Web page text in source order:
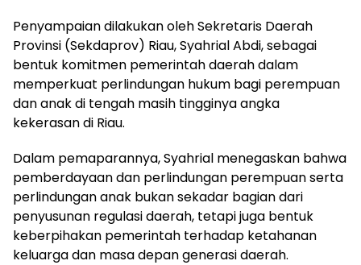
Penyampaian dilakukan oleh Sekretaris Daerah
Provinsi (Sekdaprov) Riau, Syahrial Abdi, sebagai
bentuk komitmen pemerintah daerah dalam
memperkuat perlindungan hukum bagi perempuan
dan anak di tengah masih tingginya angka
kekerasan di Riau.
Dalam pemaparannya, Syahrial menegaskan bahwa
pemberdayaan dan perlindungan perempuan serta
perlindungan anak bukan sekadar bagian dari
penyusunan regulasi daerah, tetapi juga bentuk
keberpihakan pemerintah terhadap ketahanan
keluarga dan masa depan generasi daerah.